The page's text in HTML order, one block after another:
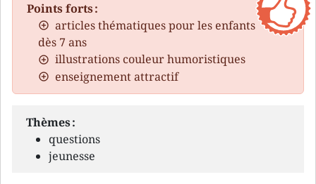
Points forts :
articles thématiques pour les enfants
dès 7 ans
illustrations couleur humoristiques
enseignement attractif
Thèmes :
questions
jeunesse